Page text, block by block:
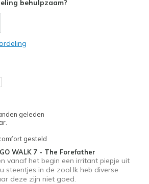
Shoes are for Wearing
behulpzaam?
geleden
gesteld
WALK 7 - The Forefather
vanaf het begin een irritant piepje uit
steentjes in de zool.Ik heb diverse
deze zijn niet goed.